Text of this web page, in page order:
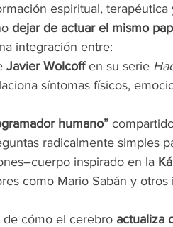
espiritual,
dejar de actuar el mismo
integración entre:
Javier Wolcoff en su serie
síntomas físicos,
humano”
radicalmente simples
inspirado en la
como Mario Sabán y
de cómo el cerebro actualiza